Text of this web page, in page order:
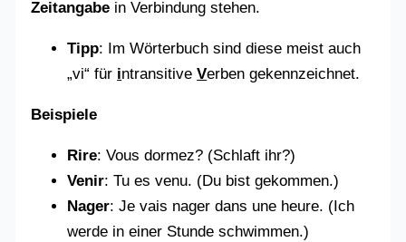
Zeitangabe in Verbindung stehen.
Tipp: Im Wörterbuch sind diese meist auch
„vi“ für intransitiveVerben gekennzeichnet.
Beispiele
Rire: Vous dormez? (Schlaft ihr?)
Venir: Tu es venu. (Du bist gekommen.)
Nager: Je vais nager dans une heure. (Ich
werde in einer Stunde schwimmen.)